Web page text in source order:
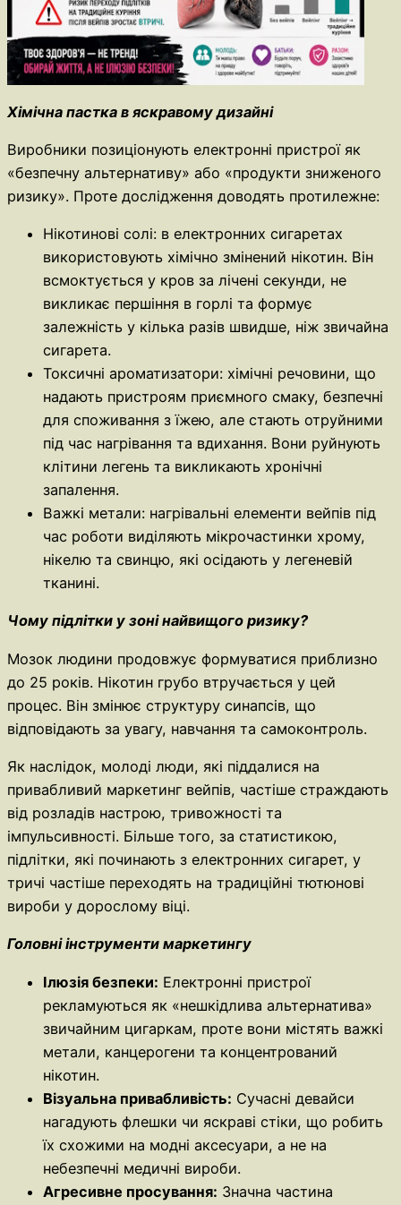
Хімічна пастка в яскравому дизайні
Виробники позиціонують електронні пристрої як
«безпечну альтернативу» або «продукти зниженого
ризику». Проте дослідження доводять протилежне:
Нікотинові солі: в електронних сигаретах
використовують хімічно змінений нікотин. Він
всмоктується у кров за лічені секунди, не
викликає першіння в горлі та формує
залежність у кілька разів швидше, ніж звичайна
сигарета.
Токсичні ароматизатори: хімічні речовини, що
надають пристроям приємного смаку, безпечні
для споживання з їжею, але стають отруйними
під час нагрівання та вдихання. Вони руйнують
клітини легень та викликають хронічні
запалення.
Важкі метали: нагрівальні елементи вейпів під
час роботи виділяють мікрочастинки хрому,
нікелю та свинцю, які осідають у легеневій
тканині.
Чому підлітки у зоні найвищого ризику?
Мозок людини продовжує формуватися приблизно
до 25 років. Нікотин грубо втручається у цей
процес. Він змінює структуру синапсів, що
відповідають за увагу, навчання та самоконтроль.
Як наслідок, молоді люди, які піддалися на
привабливий маркетинг вейпів, частіше страждають
від розладів настрою, тривожності та
імпульсивності. Більше того, за статистикою,
підлітки, які починають з електронних сигарет, у
тричі частіше переходять на традиційні тютюнові
вироби у дорослому віці.
Головні інструменти маркетингу
Ілюзія безпеки: Електронні пристрої
рекламуються як «нешкідлива альтернатива»
звичайним цигаркам, проте вони містять важкі
метали, канцерогени та концентрований
нікотин.
Візуальна привабливість: Сучасні девайси
нагадують флешки чи яскраві стіки, що робить
їх схожими на модні аксесуари, а не на
небезпечні медичні вироби.
Агресивне просування: Значна частина